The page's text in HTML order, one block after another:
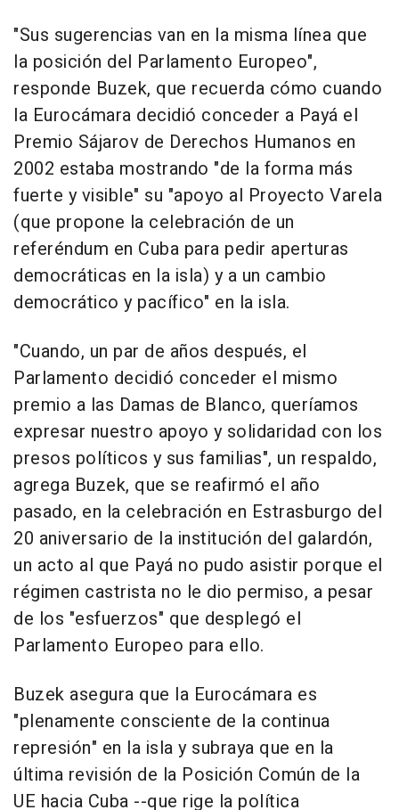
"Sus sugerencias van en la misma línea que
la posición del Parlamento Europeo",
responde Buzek, que recuerda cómo cuando
la Eurocámara decidió conceder a Payá el
Premio Sájarov de Derechos Humanos en
2002 estaba mostrando "de la forma más
fuerte y visible" su "apoyo al Proyecto Varela
(que propone la celebración de un
referéndum en Cuba para pedir aperturas
democráticas en la isla) y a un cambio
democrático y pacífico" en la isla.
"Cuando, un par de años después, el
Parlamento decidió conceder el mismo
premio a las Damas de Blanco, queríamos
expresar nuestro apoyo y solidaridad con los
presos políticos y sus familias", un respaldo,
agrega Buzek, que se reafirmó el año
pasado, en la celebración en Estrasburgo del
20 aniversario de la institución del galardón,
un acto al que Payá no pudo asistir porque el
régimen castrista no le dio permiso, a pesar
de los "esfuerzos" que desplegó el
Parlamento Europeo para ello.
Buzek asegura que la Eurocámara es
"plenamente consciente de la continua
represión" en la isla y subraya que en la
última revisión de la Posición Común de la
UE hacia Cuba --que rige la política